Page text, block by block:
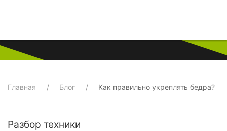
Главная Блог Как правильно укреплять бедра?
Разбор техники